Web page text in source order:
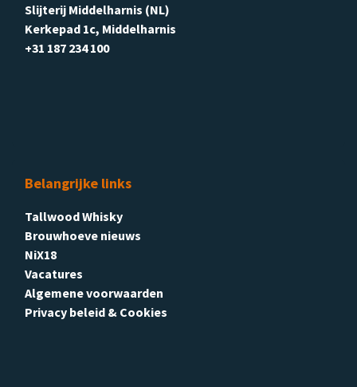
Slijterij Middelharnis (NL)
Kerkepad 1c, Middelharnis
+31 187 234 100
Belangrijke links
Tallwood Whisky
Brouwhoeve nieuws
NiX18
Vacatures
Algemene voorwaarden
Privacy beleid & Cookies